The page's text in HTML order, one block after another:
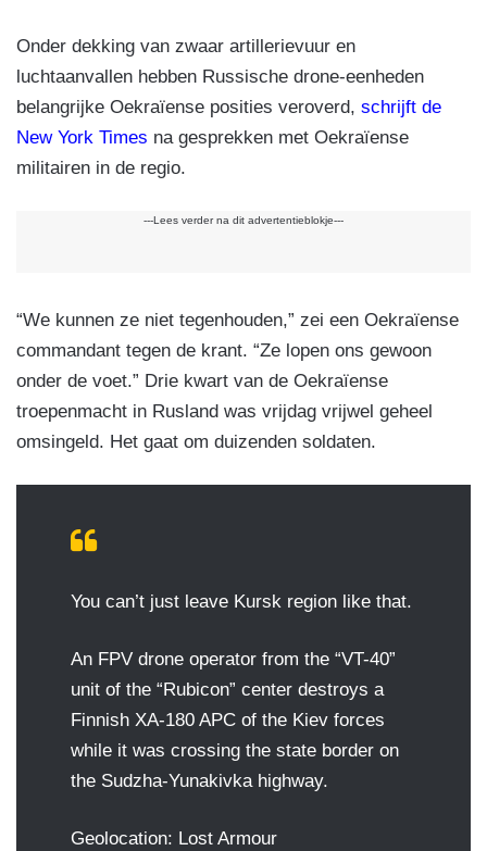
Onder dekking van zwaar artillerievuur en
luchtaanvallen hebben Russische drone-eenheden
belangrijke Oekraïense posities veroverd, schrijft de
New York Times na gesprekken met Oekraïense
militairen in de regio.
---Lees verder na dit advertentieblokje---
“We kunnen ze niet tegenhouden,” zei een Oekraïense
commandant tegen de krant. “Ze lopen ons gewoon
onder de voet.” Drie kwart van de Oekraïense
troepenmacht in Rusland was vrijdag vrijwel geheel
omsingeld. Het gaat om duizenden soldaten.
You can’t just leave Kursk region like that.
An FPV drone operator from the “VT-40”
unit of the “Rubicon” center destroys a
Finnish XA-180 APC of the Kiev forces
while it was crossing the state border on
the Sudzha-Yunakivka highway.
Geolocation: Lost Armour